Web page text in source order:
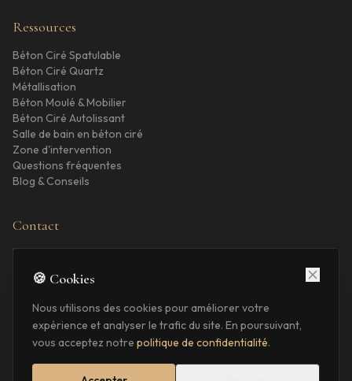
Ressources
Béton Ciré Spatulable
Béton Ciré Quartz
Métallisation
Béton Moulé & Mobilier
Béton Ciré Autolissant
Salle de bain en béton ciré
Zone d'intervention
Questions fréquentes
Blog & Conseils
Contact
06 58 42 80 20
creationevasion.contact@gmail.com
Lyon (69)
©2026Création Évasion — Julien Grataloup. Tous droits réservés.
Mentions légales
Politique de confidentialité
🍪 Cookies
Nous utilisons des cookies pour améliorer votre
expérience et analyser le trafic du site. En poursuivant,
vous acceptez notre politique de confidentialité.